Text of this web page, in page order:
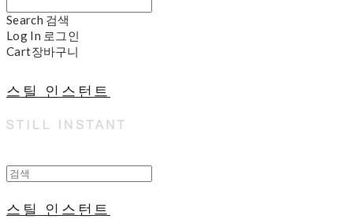
Search 검색
Log In 로그인
Cart장바구니
스틸 인스턴트
스틸 인스턴트